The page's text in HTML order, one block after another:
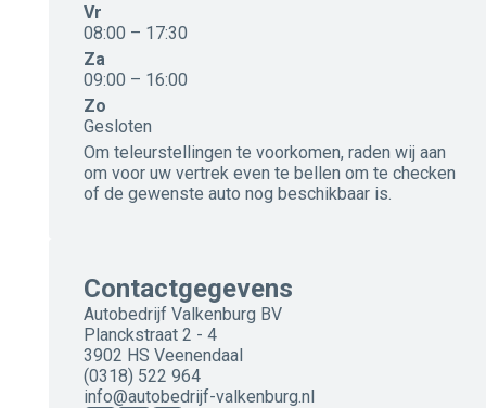
Vr
08:00 – 17:30
Za
09:00 – 16:00
Zo
Gesloten
Om teleurstellingen te voorkomen, raden wij aan
om voor uw vertrek even te bellen om te checken
of de gewenste auto nog beschikbaar is.
Contactgegevens
Autobedrijf Valkenburg BV
Planckstraat 2 - 4
3902 HS Veenendaal
(0318) 522 964
info@autobedrijf-valkenburg.nl